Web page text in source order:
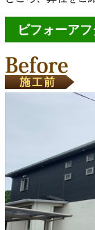
ビフォーア